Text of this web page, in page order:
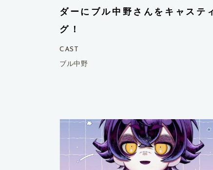
ダーにブル中野さんをキャステ
グ！
CAST
ブル中野